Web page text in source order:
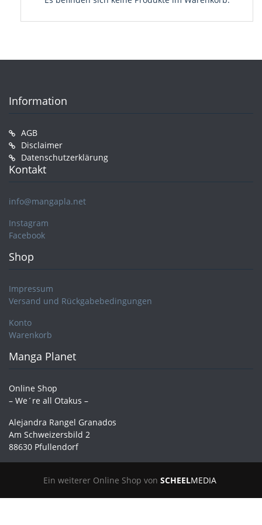
Information
AGB
Disclaimer
Datenschutzerklärung
Kontakt
info@mangapla.net
Instagram
Facebook
Shop
Impressum
Versand und Rückgabebedingungen
Konto
Warenkorb
Manga Planet
Online Shop
– We´re all Otakus –
Alejandra Rangel Granados
Am Schweizersbild 2
88630 Pfullendorf
Ein weiterer Online Shop von SCHEELMEDIA